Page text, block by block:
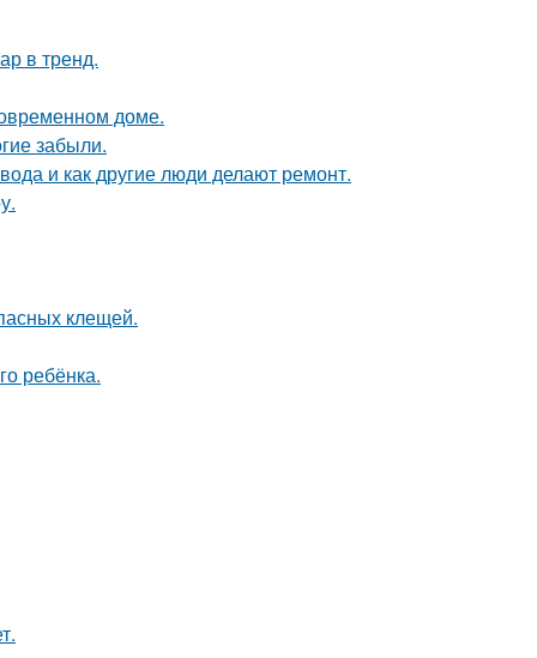
в тренд.
доме.
забыли.
и как другие люди делают ремонт.
клещей.
ребёнка.